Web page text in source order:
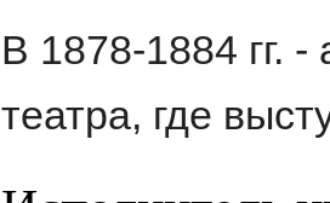
В 1878-1884 гг. -
театра, где